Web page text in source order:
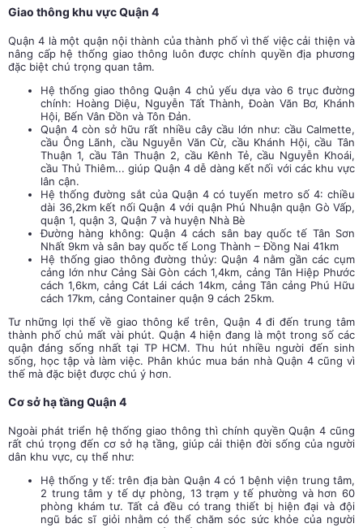
Giao thông khu vực Quận 4
Quận 4 là một quận nội thành của thành phố vì thế việc cải thiện và
nâng cấp hệ thống giao thông luôn được chính quyền địa phương
đặc biệt chú trọng quan tâm.
Hệ thống giao thông Quận 4 chủ yếu dựa vào 6 trục đường
chính: Hoàng Diệu, Nguyễn Tất Thành, Đoàn Văn Bơ, Khánh
Hội, Bến Vân Đồn và Tôn Đản.
Quận 4 còn sở hữu rất nhiều cây cầu lớn như: cầu Calmette,
cầu Ông Lãnh, cầu Nguyễn Văn Cừ, cầu Khánh Hội, cầu Tân
Thuận 1, cầu Tân Thuận 2, cầu Kênh Tẻ, cầu Nguyễn Khoái,
cầu Thủ Thiêm... giúp Quận 4 dễ dàng kết nối với các khu vực
lân cận.
Hệ thống đường sắt của Quận 4 có tuyến metro số 4: chiều
dài 36,2km kết nối Quận 4 với quận Phú Nhuận quận Gò Vấp,
quận 1, quận 3, Quận 7 và huyện Nhà Bè
Đường hàng không: Quận 4 cách sân bay quốc tế Tân Sơn
Nhất 9km và sân bay quốc tế Long Thành – Đồng Nai 41km
Hệ thống giao thông đường thủy: Quận 4 nằm gần các cụm
cảng lớn như Cảng Sài Gòn cách 1,4km, cảng Tân Hiệp Phước
cách 1,6km, cảng Cát Lái cách 14km, cảng Tân cảng Phú Hữu
cách 17km, cảng Container quận 9 cách 25km.
Tư những lợi thế về giao thông kể trên, Quận 4 đi đến trung tâm
thành phố chủ mất vài phút. Quận 4 hiện đang là một trong số các
quận đáng sống nhất tại TP HCM. Thu hút nhiều người đến sinh
sống, học tập và làm việc. Phân khúc mua bán nhà Quận 4 cũng vì
thế mà đặc biệt được chú ý hơn.
Cơ sở hạ tầng Quận 4
Ngoài phát triển hệ thống giao thông thì chính quyền Quận 4 cũng
rất chú trọng đến cơ sở hạ tầng, giúp cải thiện đời sống của người
dân khu vực, cụ thể như:
Hệ thống y tế: trên địa bàn Quận 4 có 1 bệnh viện trung tâm,
2 trung tâm y tế dự phòng, 13 trạm y tế phường và hơn 60
phòng khám tư. Tất cả đều có trang thiết bị hiện đại và đội
ngũ bác sĩ giỏi nhằm có thể chăm sóc sức khỏe của người